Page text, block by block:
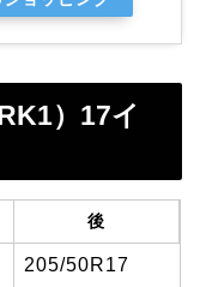
）17イ
後
205/50R17